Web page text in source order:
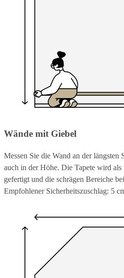
Wände mit Giebel
Messen Sie die Wand an der
auch in der Höhe. Die Tapete wird
gefertigt und die schrägen Bereiche
Empfohlener Sicherheitszuschlag: 5